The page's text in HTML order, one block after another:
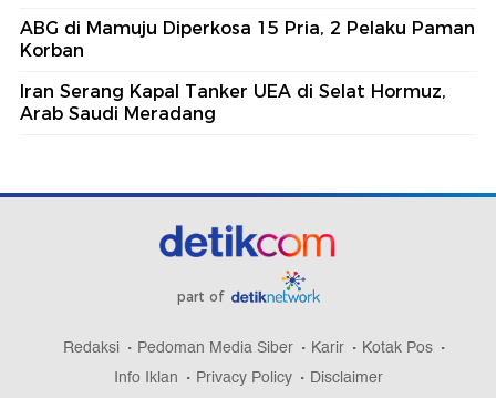
ABG di Mamuju Diperkosa 15 Pria, 2 Pelaku Paman
Korban
Iran Serang Kapal Tanker UEA di Selat Hormuz,
Arab Saudi Meradang
part of
Redaksi Pedoman Media Siber Karir
Kotak Pos
Info Iklan
Privacy Policy Disclaimer